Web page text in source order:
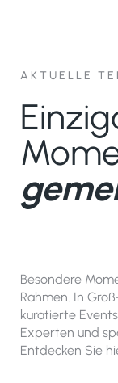
AKTUELLE
Besondere
Rahmen. In
kuratierte
Experten und
Entdecken Sie